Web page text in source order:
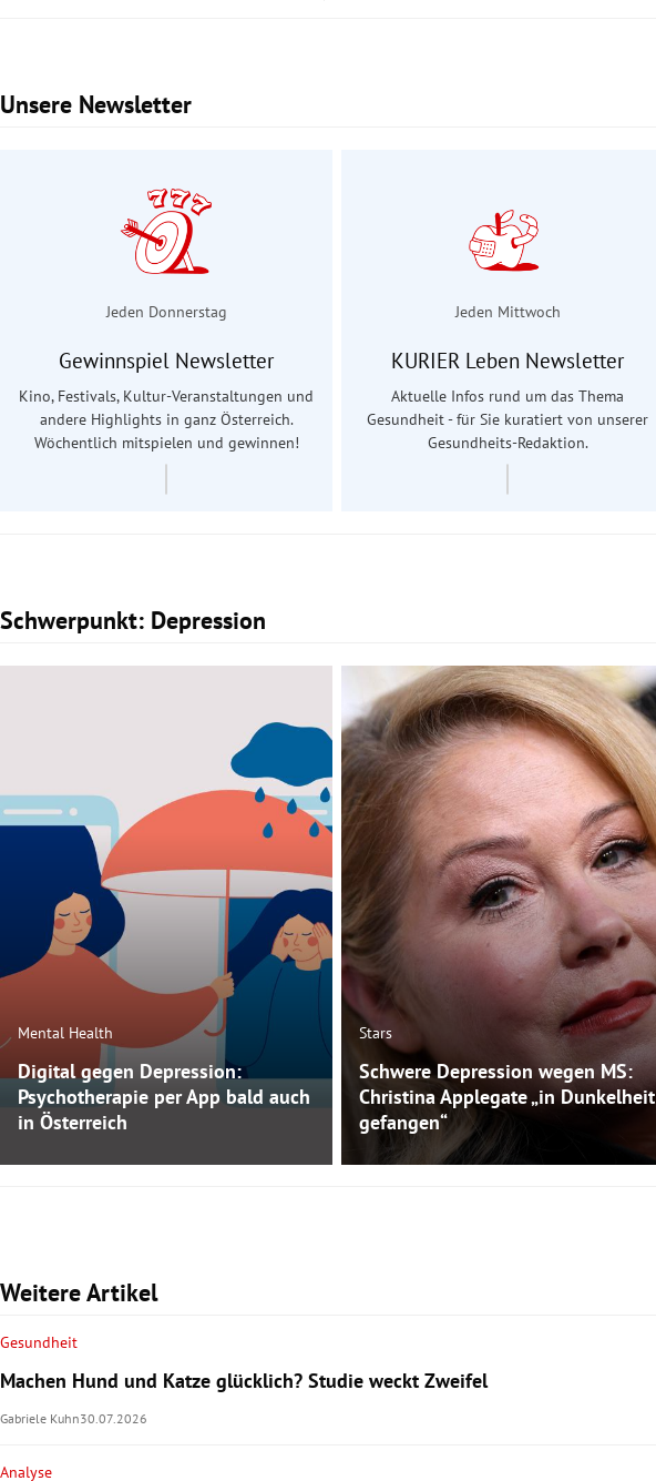
Unsere Newsletter
Slide 1 von 2
Jeden Donnerstag
Gewinnspiel Newsletter
Kino, Festivals, Kultur-Veranstaltungen und
andere Highlights in ganz Österreich.
Wöchentlich mitspielen und gewinnen!
Jeden Mittwoch
KURIER Leben Newsletter
Aktuelle Infos rund um das Thema
Gesundheit - für Sie kuratiert von unserer
Gesundheits-Redaktion.
Schwerpunkt: Depression
Slide 1 von 2
Mental Health
Digital gegen Depression:
Psychotherapie per App bald auch
in Österreich
Stars
Schwere Depression wegen MS:
Christina Applegate „in Dunkelheit
gefangen“
Weitere Artikel
Gesundheit
Machen Hund und Katze glücklich? Studie weckt Zweifel
Gabriele Kuhn30.07.2026
Analyse